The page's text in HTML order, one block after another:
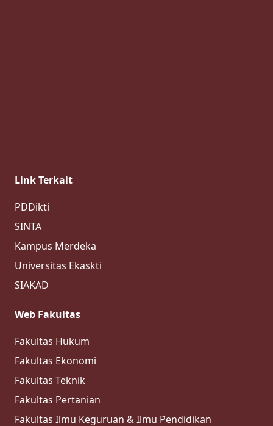
Link Terkait
PDDikti
SINTA
Kampus Merdeka
Universitas Ekaskti
SIAKAD
Web Fakultas
Fakultas Hukum
Fakultas Ekonomi
Fakultas Teknik
Fakultas Pertanian
Fakultas Ilmu Keguruan & Ilmu Pendidikan